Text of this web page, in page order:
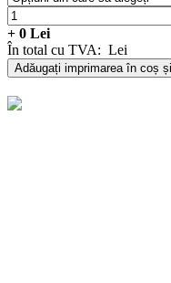
+ 0 Lei
În total cu TVA: Lei
Adăugați imprimarea în coș